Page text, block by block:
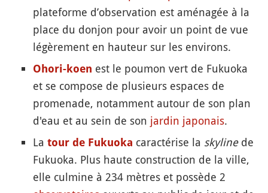
plateforme d’observation est aménagée à la
place du donjon pour avoir un point de vue
légèrement en hauteur sur les environs.
Ohori-koen est le poumon vert de Fukuoka
et se compose de plusieurs espaces de
promenade, notamment autour de son plan
d'eau et au sein de son jardin japonais.
La tour de Fukuoka caractérise la skylinede
Fukuoka. Plus haute construction de la ville,
elle culmine à 234 mètres et possède 2